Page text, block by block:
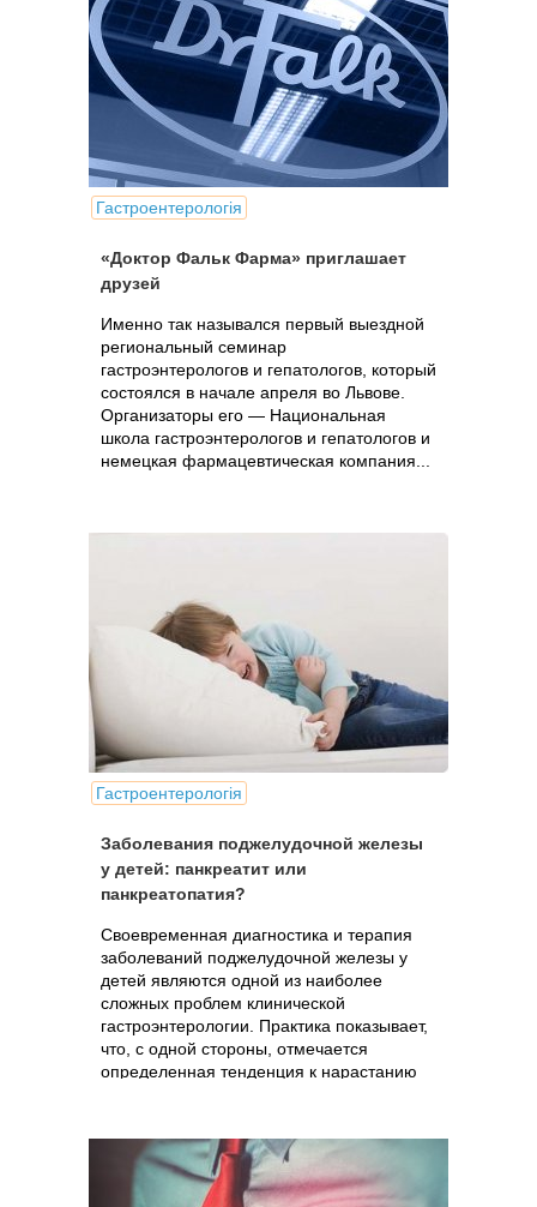
Гастроентерологія
«Доктор Фальк Фарма» приглашает
друзей
Именно так назывался первый выездной
региональный семинар
гастроэнтерологов и гепатологов, который
состоялся в начале апреля во Львове.
Организаторы его — Национальная
школа гастроэнтерологов и гепатологов и
немецкая фармацевтическая компания...
Гастроентерологія
Заболевания поджелудочной железы
у детей: панкреатит или
панкреатопатия?
Своевременная диагностика и терапия
заболеваний поджелудочной железы у
детей являются одной из наиболее
сложных проблем клинической
гастроэнтерологии. Практика показывает,
что, с одной стороны, отмечается
определенная тенденция к нарастанию